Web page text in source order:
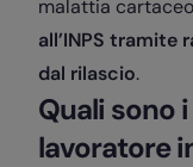
malattia
all’INPS
dal rilascio.
Quali sono
lavoratore